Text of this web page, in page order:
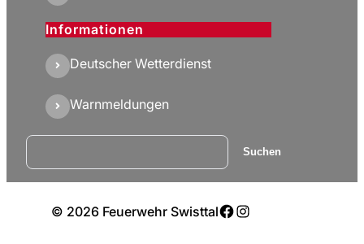
Informationen
Deutscher Wetterdienst
Warnmeldungen
Suchen Suchen
© 2026 Feuerwehr SwisttalFacebook
Instagram